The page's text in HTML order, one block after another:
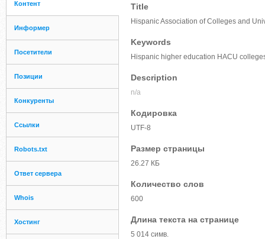
Контент
Информер
Посетители
Позиции
Конкуренты
Ссылки
Robots.txt
Ответ сервера
Whois
Хостинг
Title
Hispanic Association of Colleges and
Keywords
Hispanic higher education HACU
Description
n/a
Кодировка
UTF-8
Размер страницы
26.27 КБ
Количество слов
600
Длина текста на странице
5 014 симв.